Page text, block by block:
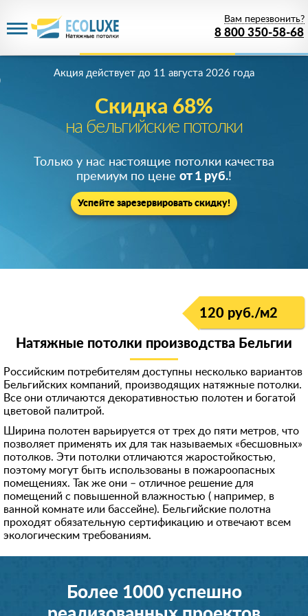
8 800 350-58-68
Вам перезвонить?
Скидка 68%
на бельгийские потолки
Акция действует до 11 августа 2026 года
Только у нас настоящие потолки качества
премиум по цене от 1 руб.!
Успейте зарезервировать скидку!
120 руб./м2
Натяжные потолки производства Бельгии
Российским потребителям доступны несколько вариантов
Бельгийских компаний, производящих натяжные потолки.
Все они отличаются декоративностью полотен и богатой
цветовой палитрой.
Ширина полотен варьируется от трех до пяти метров, что
позволяет применять их для так называемых «бесшовных»
потолков. Эти потолки отличаются жаростойкостью,
поэтому могут быть использованы в пожароопасных
помещениях. Так же они – отличное решение для
помещений с повышенной влажностью ( например, в
ванной комнате или бассейне). Бельгийские полотна
проходят обязательную сертификацию и отвечают всем
экологическим требованиям.
Более 1000 успешно